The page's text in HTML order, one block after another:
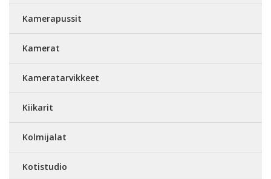
Kamerapussit
Kamerat
Kameratarvikkeet
Kiikarit
Kolmijalat
Kotistudio